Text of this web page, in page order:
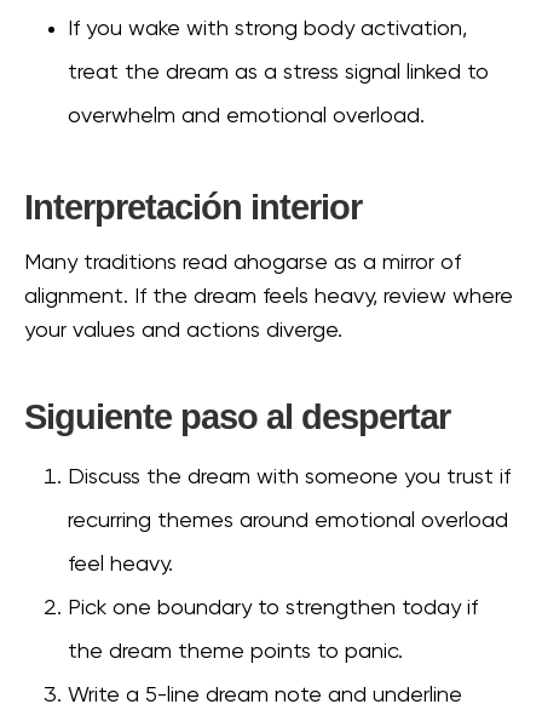
If you wake with strong body activation,
treat the dream as a stress signal linked to
overwhelm and emotional overload.
Interpretación interior
Many traditions read ahogarse as a mirror of
alignment. If the dream feels heavy, review where
your values and actions diverge.
Siguiente paso al despertar
Discuss the dream with someone you trust if
recurring themes around emotional overload
feel heavy.
Pick one boundary to strengthen today if
the dream theme points to panic.
Write a 5-line dream note and underline